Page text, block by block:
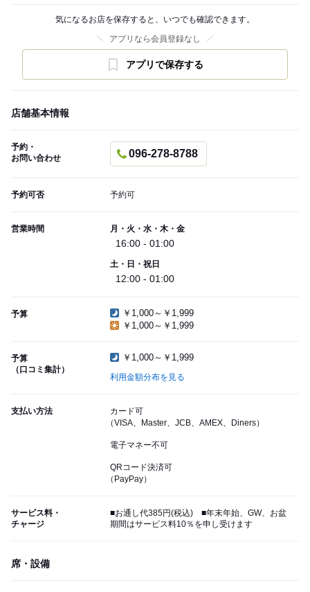
気になるお店を保存すると、いつでも確認できます。
アプリなら会員登録なし
アプリで保存する
店舗基本情報
予約・
お問い合わせ
096-278-8788
予約可否 予約可
営業時間 月・火・水・木・金
16:00 - 01:00
土・日・祝日
12:00 - 01:00
予算
￥1,000～￥1,999
￥1,000～￥1,999
予算
（口コミ集計）
￥1,000～￥1,999
利用金額分布を見る
支払い方法
カード可
（VISA、Master、JCB、AMEX、Diners）
電子マネー不可
QRコード決済可
（PayPay）
サービス料・
チャージ
■お通し代385円(税込) ■年末年始、GW、お盆
期間はサービス料10％を申し受けます
席・設備